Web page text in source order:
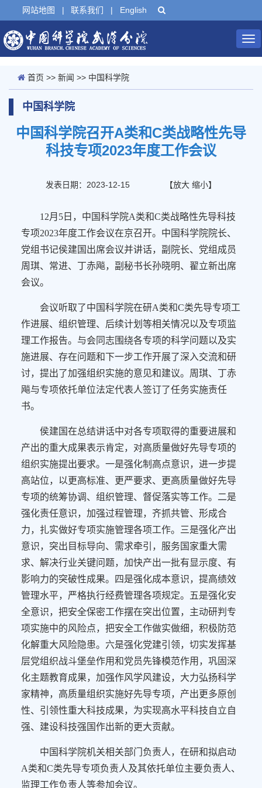
网站地图 | 联系我们 | English
首页 >> 新闻 >> 中国科学院
中国科学院
中国科学院召开A类和C类战略性先导
科技专项2023年度工作会议
发表日期：2023-12-15 【放大 缩小】
12月5日，中国科学院A类和C类战略性先导科技
专项2023年度工作会议在京召开。中国科学院院长、
党组书记侯建国出席会议并讲话，副院长、党组成员
周琪、常进、丁赤飚，副秘书长孙晓明、翟立新出席
会议。
会议听取了中国科学院在研A类和C类先导专项工
作进展、组织管理、后续计划等相关情况以及专项监
理工作报告。与会同志围绕各专项的科学问题以及实
施进展、存在问题和下一步工作开展了深入交流和研
讨，提出了加强组织实施的意见和建议。周琪、丁赤
飚与专项依托单位法定代表人签订了任务实施责任
书。
侯建国在总结讲话中对各专项取得的重要进展和
产出的重大成果表示肯定，对高质量做好先导专项的
组织实施提出要求。一是强化制高点意识，进一步提
高站位，以更高标准、更严要求、更高质量做好先导
专项的统筹协调、组织管理、督促落实等工作。二是
强化责任意识，加强过程管理，齐抓共管、形成合
力，扎实做好专项实施管理各项工作。三是强化产出
意识，突出目标导向、需求牵引，服务国家重大需
求、解决行业关键问题，加快产出一批有显示度、有
影响力的突破性成果。四是强化成本意识，提高绩效
管理水平，严格执行经费管理各项规定。五是强化安
全意识，把安全保密工作摆在突出位置，主动研判专
项实施中的风险点，把安全工作做实做细，积极防范
化解重大风险隐患。六是强化党建引领，切实发挥基
层党组织战斗堡垒作用和党员先锋模范作用，巩固深
化主题教育成果，加强作风学风建设，大力弘扬科学
家精神，高质量组织实施好先导专项，产出更多原创
性、引领性重大科技成果，为实现高水平科技自立自
强、建设科技强国作出新的更大贡献。
中国科学院机关相关部门负责人，在研和拟启动
A类和C类先导专项负责人及其依托单位主要负责人、
监理工作负责人等参加会议。